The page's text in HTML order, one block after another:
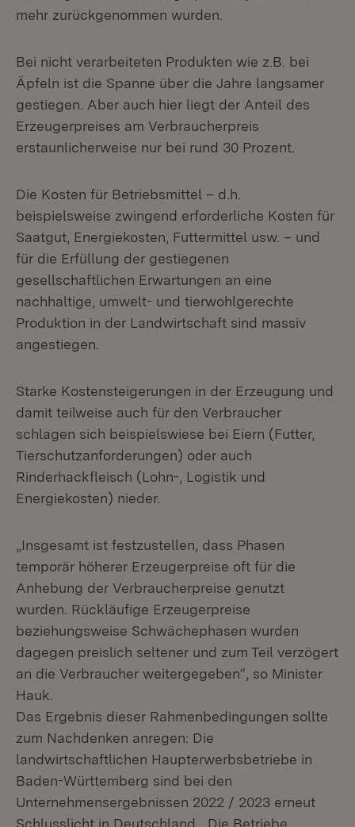
mehr zurückgenommen wurden.
Bei nicht verarbeiteten Produkten wie z.B. bei
Äpfeln ist die Spanne über die Jahre langsamer
gestiegen. Aber auch hier liegt der Anteil des
Erzeugerpreises am Verbraucherpreis
erstaunlicherweise nur bei rund 30 Prozent.
Die Kosten für Betriebsmittel – d.h.
beispielsweise zwingend erforderliche Kosten für
Saatgut, Energiekosten, Futtermittel usw. – und
für die Erfüllung der gestiegenen
gesellschaftlichen Erwartungen an eine
nachhaltige, umwelt- und tierwohlgerechte
Produktion in der Landwirtschaft sind massiv
angestiegen.
Starke Kostensteigerungen in der Erzeugung und
damit teilweise auch für den Verbraucher
schlagen sich beispielswiese bei Eiern (Futter,
Tierschutzanforderungen) oder auch
Rinderhackfleisch (Lohn-, Logistik und
Energiekosten) nieder.
„Insgesamt ist festzustellen, dass Phasen
temporär höherer Erzeugerpreise oft für die
Anhebung der Verbraucherpreise genutzt
wurden. Rückläufige Erzeugerpreise
beziehungsweise Schwächephasen wurden
dagegen preislich seltener und zum Teil verzögert
an die Verbraucher weitergegeben“, so Minister
Hauk.
Das Ergebnis dieser Rahmenbedingungen sollte
zum Nachdenken anregen: Die
landwirtschaftlichen Haupterwerbsbetriebe in
Baden-Württemberg sind bei den
Unternehmensergebnissen 2022 / 2023 erneut
Schlusslicht in Deutschland. „Die Betriebe